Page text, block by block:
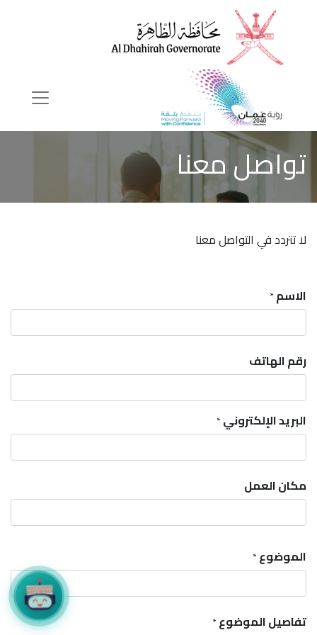
تواصل معنا
لا تتردد في التواصل معنا
الاسم*
رقم الهاتف
البريد الإلكتروني*
مكان العمل
الموضوع*
تفاصيل الموضوع*